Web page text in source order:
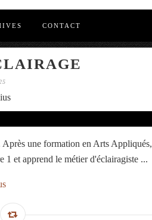
CONTACT
une formation en Arts Appliqués,
1 et apprend le métier d'éclairagiste ...